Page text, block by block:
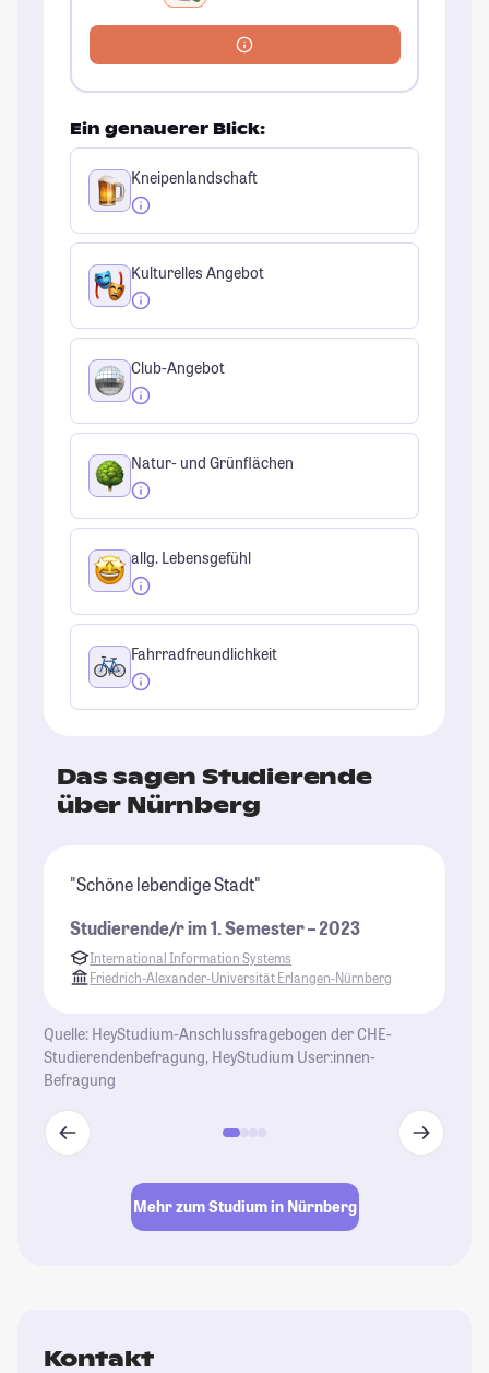
Ein genauerer Blick:
Kneipenlandschaft
Kulturelles Angebot
Club-Angebot
Natur- und Grünflächen
allg. Lebensgefühl
Fahrradfreundlichkeit
Das sagen Studierende
über Nürnberg
"Schöne lebendige Stadt"
Studierende/r im 1. Semester – 2023
International Information Systems
Friedrich-Alexander-Universität Erlangen-Nürnberg
Quelle: HeyStudium-Anschlussfragebogen der CHE-
Studierendenbefragung, HeyStudium User:innen-
Befragung
Mehr zum Studium in Nürnberg
Kontakt